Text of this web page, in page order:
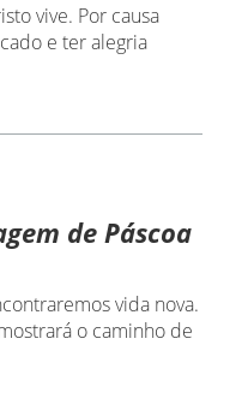
vive. Por causa
e ter alegria
de Páscoa
vida nova.
o caminho de